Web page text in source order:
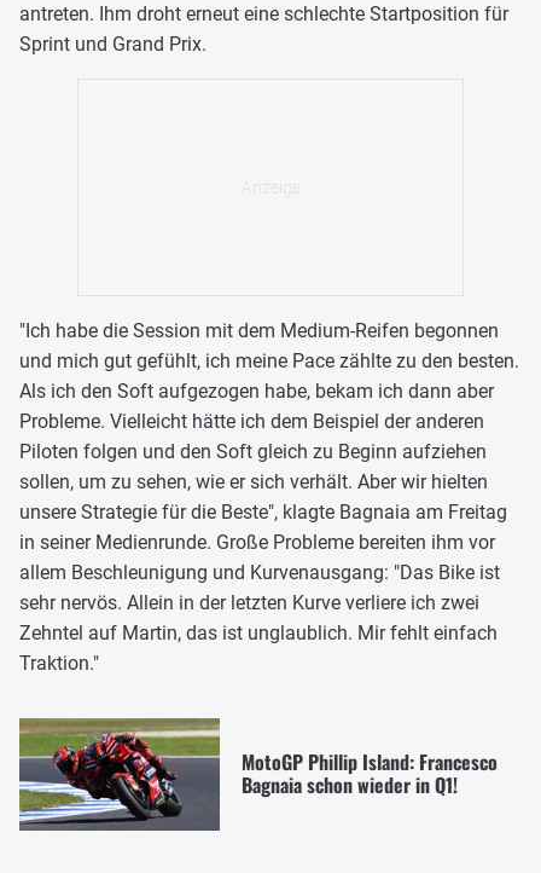
antreten. Ihm droht erneut eine schlechte Startposition für
Sprint und Grand Prix.
"Ich habe die Session mit dem Medium-Reifen begonnen
und mich gut gefühlt, ich meine Pace zählte zu den besten.
Als ich den Soft aufgezogen habe, bekam ich dann aber
Probleme. Vielleicht hätte ich dem Beispiel der anderen
Piloten folgen und den Soft gleich zu Beginn aufziehen
sollen, um zu sehen, wie er sich verhält. Aber wir hielten
unsere Strategie für die Beste", klagte Bagnaia am Freitag
in seiner Medienrunde. Große Probleme bereiten ihm vor
allem Beschleunigung und Kurvenausgang: "Das Bike ist
sehr nervös. Allein in der letzten Kurve verliere ich zwei
Zehntel auf Martin, das ist unglaublich. Mir fehlt einfach
Traktion."
MotoGP Phillip Island: Francesco
Bagnaia schon wieder in Q1!